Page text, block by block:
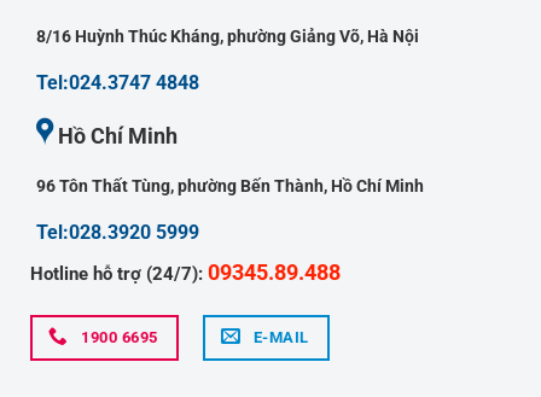
8/16 Huỳnh Thúc Kháng, phường Giảng Võ, Hà Nội
Tel:024.3747 4848
Hồ Chí Minh
96 Tôn Thất Tùng, phường Bến Thành, Hồ Chí Minh
Tel:028.3920 5999
Hotline hỗ trợ (24/7): 09345.89.488
1900 6695 E-MAIL